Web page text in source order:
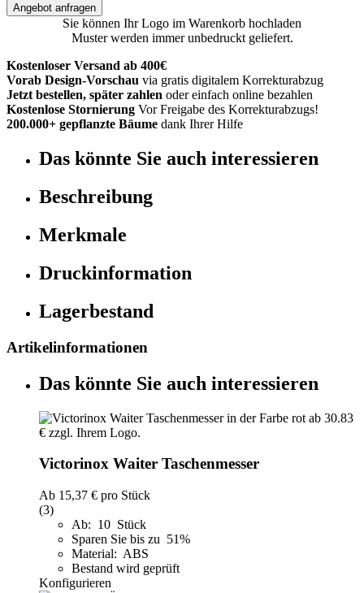
Angebot anfragen
Sie können Ihr Logo im Warenkorb hochladen
Muster werden immer unbedruckt geliefert.
Kostenloser Versand ab 400€
Vorab Design-Vorschau via gratis digitalem Korrekturabzug
Jetzt bestellen, später zahlen oder einfach online bezahlen
Kostenlose Stornierung Vor Freigabe des Korrekturabzugs!
200.000+ gepflanzte Bäume dank Ihrer Hilfe
Das könnte Sie auch interessieren
Beschreibung
Merkmale
Druckinformation
Lagerbestand
Artikelinformationen
Das könnte Sie auch interessieren
Victorinox Waiter Taschenmesser
Ab 15,37 € pro Stück
(3)
Ab: 10 Stück
Sparen Sie bis zu 51%
Material: ABS
Bestand wird geprüft
Konfigurieren